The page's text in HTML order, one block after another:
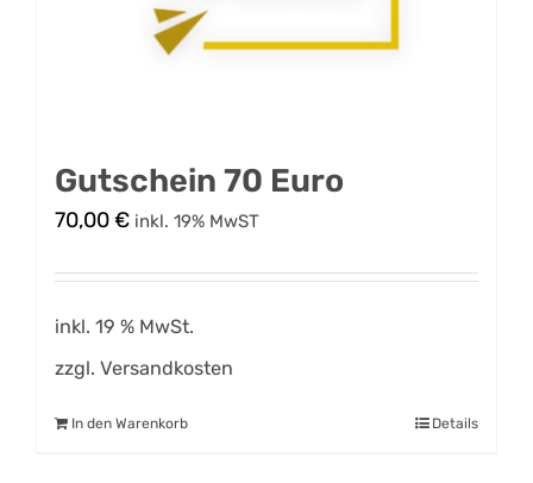
Gutschein 70 Euro
70,00€ inkl. 19% MwST
inkl. 19 % MwSt.
zzgl. Versandkosten
In den Warenkorb Details